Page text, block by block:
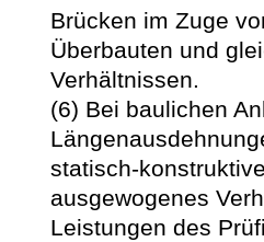
Brücken im Zuge
Überbauten und
Verhältnissen.
(6) Bei baulichen
statisch-
ausgewogenes
Leistungen des